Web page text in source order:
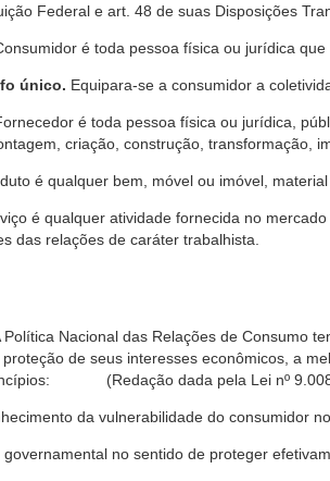
Federal e art. 48 de suas Disposições
é toda pessoa física ou jurídica
único. Equipara-se a consumidor a
é toda pessoa física ou jurídica,
criação, construção, transformação,
é qualquer bem, móvel ou imóvel,
é qualquer atividade fornecida no
das relações de caráter trabalhista.
Política Nacional das Relações de Consumo
de seus interesses econômicos, a
(Redação dada pela Lei nº
da vulnerabilidade do consumidor
governamental no sentido de proteger